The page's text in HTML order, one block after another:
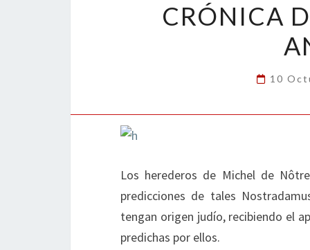
CRÓNICA
10
Los herederos de Michel de
predicciones de tales
tengan origen judío, recibiendo el
predichas por ellos.